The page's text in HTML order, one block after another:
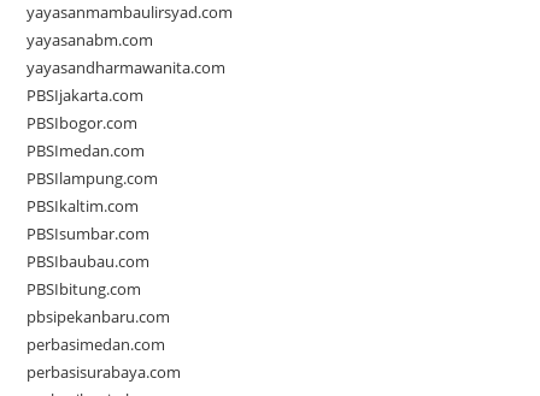
yayasanmambaulirsyad.com
yayasanabm.com
yayasandharmawanita.com
PBSIjakarta.com
PBSIbogor.com
PBSImedan.com
PBSIlampung.com
PBSIkaltim.com
PBSIsumbar.com
PBSIbaubau.com
PBSIbitung.com
pbsipekanbaru.com
perbasimedan.com
perbasisurabaya.com